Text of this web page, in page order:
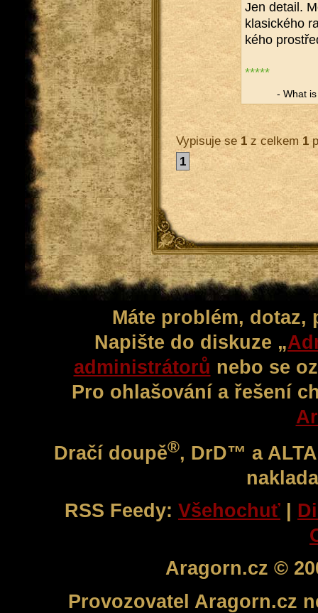
Jen de­tail.
kla­sic­ké­ho
ké­ho
*****
- What
Vypisuje se 1z celkem 1
1
Máte problém,
Napište do diskuze „
administrátorů nebo se
Pro ohlašování a řešení
Dračí doupě®, DrD™ a
RSS Feedy: Všehochuť |
Aragorn.cz ©
Provozovatel Aragorn.cz